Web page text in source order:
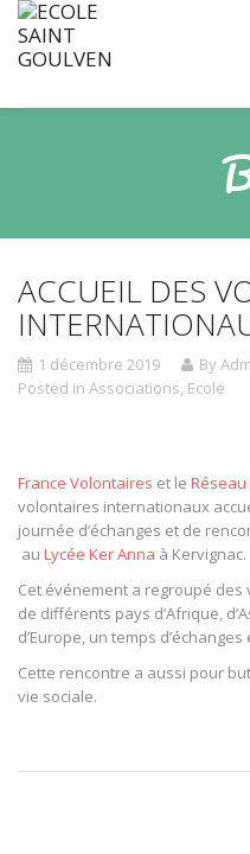
ACCUEIL DES
1 décembre 2019 By
Posted in Associations, Ecole
France Volontaires et le
volontaires internationaux
journée d’échanges et de
au Lycée Ker Anna à Kervignac.
Cet événement a regroupé
de différents pays d’Afrique,
d’Europe, un temps
Cette rencontre a aussi pour
vie sociale.